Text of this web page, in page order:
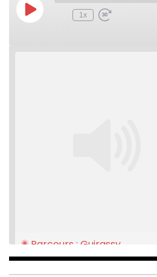
Play
Episode
Rewind
1x
Fast
Parcours : Guirassy
Feb 16, 2021 • 28:08